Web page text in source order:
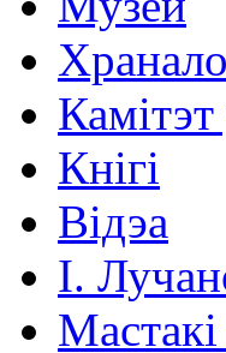
Кнігі
Відэа
І.